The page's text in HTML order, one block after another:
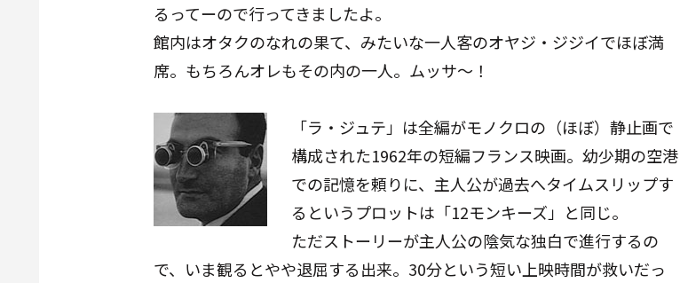
るってーので行ってきましたよ。
館内はオタクのなれの果て、みたいな一人客のオヤジ・ジジイでほぼ満
席。もちろんオレもその内の一人。ムッサ～！
「ラ・ジュテ 」は全編がモノクロの（ほぼ）静止画で
構成された1962年の短編フランス映画。幼少期の空港
での記憶を頼りに、主人公が過去へタイムスリップす
るというプロットは「12モンキーズ 」と同じ。
ただストーリーが主人公の陰気な独白で進行するの
で、いま観るとやや退屈する出来。30分という短い上映時間が救いだっ